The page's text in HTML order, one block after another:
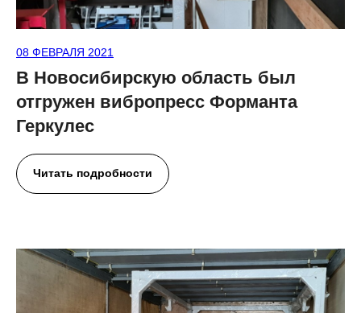
08 ФЕВРАЛЯ 2021
В Новосибирскую область был
отгружен вибропресс Форманта
Геркулес
Читать подробности